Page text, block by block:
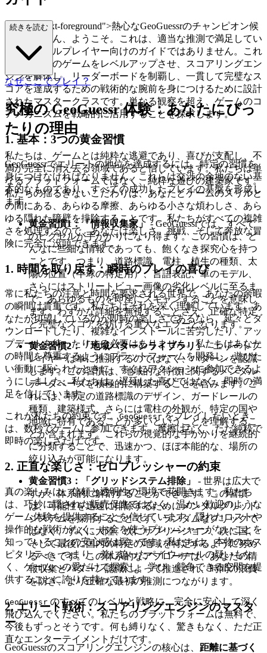
ss="mb-4 text-foreground">熱心なGeoGuessrのチャンピオン候
補生の皆さん、ようこそ。これは、適当な推測で満足してい
るカジュアルプレイヤー向けのガイドではありません。これ
は、あなたのゲームをレベルアップさせ、スコアリングエン
ジンを解体し、リーダーボードを制覇し、一貫して完璧なス
コアを達成するための戦術的な腕前を身につけるために設計
されたマスタークラスです。単なる観察を超え、ゲームのコ
アメカニズムを戦略的に活用することを探求します。
1. 基本：3つの黄金習慣
GeoGuessrでエリートの地位を達成するには、特定の習慣を
身につけなければなりません。これらは交渉の余地のない基
本的なものであり、すべての成功したプレイの基盤を形成し
ます。
黄金習慣1：「情報収集家」 - GeoGuessrでは、すべて
のピクセルが手がかりになり得ます。この習慣は、ど
んなに些細な情報であっても、飽くなき探究心を持つ
ことです。つまり、道路標識、電柱、植生の種類、太
陽の位置（半球の特定用）、言語表記、車のモデル、
さらにはストリートビュー画像の劣化レベルに至るま
で、あらゆるものを即座にスキャンすることを意味し
ます。わずかな詳細を無視することさえ、正確な特定
と完璧なスコアを妨げる重大なエラーとなります。
黄金習慣2：「地域パターンライブラリ」- エリートプ
レイヤーは単に推測するのではなく、パターンを認識
します。この習慣は、地域的な特徴に関するメンタル
データベースを積極的に構築することを含みます。こ
れには、特定の道路標識のデザイン、ガードレールの
種類、建築様式、さらには電柱の外観が、特定の国や
地域に特有であることが多いということを理解するこ
とが含まれます。これらの視覚的な手がかりを継続的
に分類することで、迅速かつ、ほぼ本能的な、場所の
絞り込みが可能になります。
黄金習慣3：「グリッドシステム排除」
- 世界は広大で
すが、体系的に解剖することができます。この習慣
は、可能性を迅速に排除するためにメンタルグリッド
システムを採用することです。ランダムなクリックで
はなく、すぐに大陸、次にサブリージョン、次に国、
そして最後に国内の特定の地域を特定するように努め
るべきです。この体系的なアプローチは、あなたの情
報収集とパターン認識によって推進され、時間の浪費
を防ぎ、より正確な最初の推測につながります。
2. エリート戦術：スコアリングエンジンのマスタ
ー
GeoGuessrのスコアリングエンジンの核心は、 距離に基づく
続きを読む
なぜここでプレイ？
究極の GeoGuessr 体験：あなたにぴっ
たりの理由
私たちは、ゲームとは純粋な逃避であり、喜びが支配し、不
満が完全に消え去る領域であると信じています。私たちは単
なるプラットフォームではなく、純粋な遊びの建築家です。
私たちの揺るぎないこだわりは、あなたとゲームのスリルと
の間にある、あらゆる摩擦、あらゆる小さな煩わしさ、あら
ゆる隠れた障壁を排除することです。私たちがすべての複雑
さを処理するので、あなたは楽しさ、挑戦、そして奔放な冒
険に完全に没頭できます。
1. 時間を取り戻す：瞬時のプレイの喜び
常に私たちの注意と時間を要求される世界で、あなたの余暇
の瞬間は貴重です。私たちはそれを深く理解しています。あ
なたが切望しているのが即時の楽しさであるなら、延々とダ
ウンロードしたり、複雑なインストールに苦労したり、アッ
プデートを待ったりする必要はありません。私たちはあなた
の時間を尊重するようにプラットフォームを開発し、遊びた
い衝動に駆られたときに、すぐにアクションに参加できるよ
うにしました。私たちは、遅延した喜びではなく、即時の満
足を信じています。
これが私たちの約束です。GeoGuessrをプレイしたいとき
は、数秒でゲームに参加できます。摩擦はなく、ただ純粋で
即時の楽しさだけです。
2. 正直な楽しさ：ゼロプレッシャーの約束
真の楽しみは、信頼と透明性の環境で花開きます。私たち
は、巧妙に隠された販売促進ではなく、温かい歓迎のような
ゲーム体験を提供することを信じています。隠れたコストや
操作的な戦術がなく、お金を使うプレッシャーがないことを
知っていることの安心感は深いです。私たちは、本物のホス
ピタリティ、つまり、差し迫ったペイウォールの疑いもな
く、ゲームへの愛だけで探索し、学び、競争できる空間を提
供することに誇りを持っています。
GeoGuessr のすべてのレベルと戦略に、完全に安心して深く
飛び込んでください。私たちのプラットフォームは無料で、
今後もずっとそうです。何も縛りなく、驚きもなく、ただ正
直なエンターテイメントだけです。